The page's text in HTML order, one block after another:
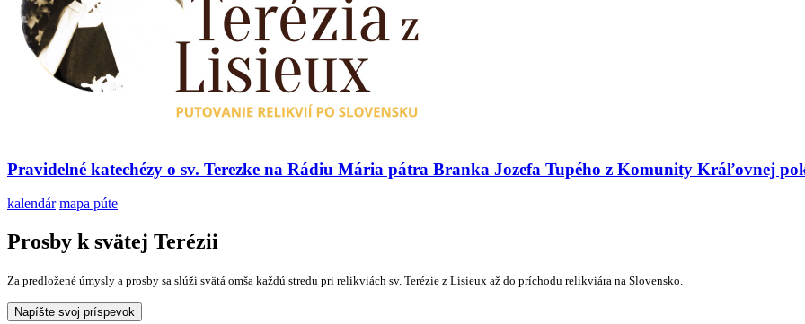
Pravidelné katechézy o sv. Terezke na Rádiu Mária pátra Branka Jozefa Tupého z Komunity Kráľovnej
kalendár mapa púte
Prosby k svätej Terézii
Za predložené úmysly a prosby sa slúži svätá omša každú stredu pri relikviách sv. Terézie z Lisieux až do príchodu relikviára na Slovensko.